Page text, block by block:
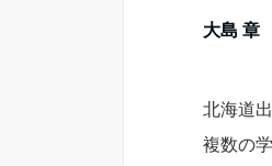
大島 章
北海道
複数の